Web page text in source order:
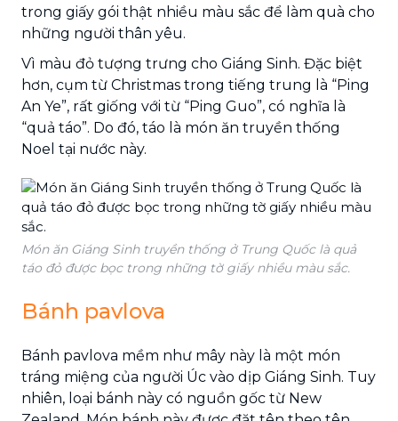
trong giấy gói thật nhiều màu sắc để làm quà cho
những người thân yêu.
Vì màu đỏ tượng trưng cho Giáng Sinh. Đặc biệt
hơn, cụm từ Christmas trong tiếng trung là “Ping
An Ye”, rất giống với từ “Ping Guo”, có nghĩa là
“quả táo”. Do đó, táo là món ăn truyền thống
Noel tại nước này.
Món ăn Giáng Sinh truyền thống ở Trung Quốc là quả
táo đỏ được bọc trong những tờ giấy nhiều màu sắc.
Bánh pavlova
Bánh pavlova mềm như mây này là một món
tráng miệng của người Úc vào dịp Giáng Sinh. Tuy
nhiên, loại bánh này có nguồn gốc từ New